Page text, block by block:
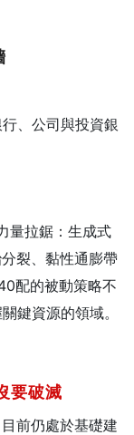
、公司與投資銀
量拉鋸：生成式
裂、黏性通膨帶
配的被動策略不
鍵資源的領域。
要破滅
前仍處於基礎建